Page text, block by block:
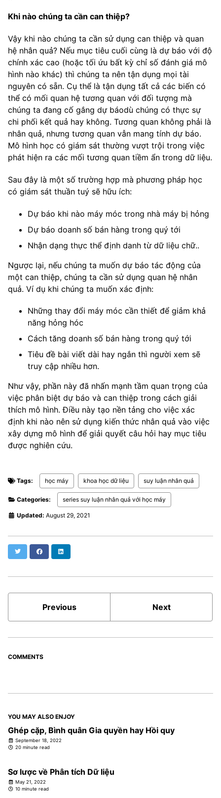
Khi nào chúng ta cần can thiệp?
Vậy khi nào chúng ta cần sử dụng can thiệp và quan
hệ nhân quả? Nếu mục tiêu cuối cùng là dự báo với độ
chính xác cao (hoặc tối ứu bất kỳ chỉ số đánh giá mô
hình nào khác) thì chúng ta nên tận dụng mọi tài
nguyên có sẵn. Cụ thể là tận dụng tất cả các biến có
thể có mối quan hệ tương quan với đối tượng mà
chúng ta đang cố gắng dự báodù chúng có thực sự
chi phối kết quả hay không. Tương quan không phải là
nhân quả, nhưng tương quan vẫn mang tính dự báo.
Mô hình học có giám sát thường vượt trội trong việc
phát hiện ra các mối tương quan tiềm ẩn trong dữ liệu.
Sau đây là một số trường hợp mà phương pháp học
có giám sát thuần tuý sẽ hữu ích:
Dự báo khi nào máy móc trong nhà máy bị hỏng
Dự báo doanh số bán hàng trong quý tới
Nhận dạng thực thể định danh từ dữ liệu chữ..
Ngược lại, nếu chúng ta muốn dự báo tác động của
một can thiệp, chúng ta cần sử dụng quan hệ nhân
quả. Ví dụ khi chúng ta muốn xác định:
Những thay đổi máy móc cần thiết để giảm khả
năng hỏng hóc
Cách tăng doanh số bán hàng trong quý tới
Tiêu đề bài viết dài hay ngắn thì người xem sẽ
truy cập nhiều hơn.
Như vậy, phần này đã nhấn mạnh tầm quan trọng của
việc phân biệt dự báo và can thiệp trong cách giải
thích mô hình. Điều này tạo nền tảng cho việc xác
định khi nào nên sử dụng kiến thức nhân quả vào việc
xây dựng mô hình để giải quyết câu hỏi hay mục tiêu
được nghiên cứu.
Tags: học máy khoa học dữ liệu suy luận nhân quả
Categories: series suy luận nhân quả với học máy
Updated: August 29, 2021
Twitter Facebook
Previous Next
COMMENTS
YOU MAY ALSO ENJOY
Ghép cặp, Bình quân Gia quyền hay Hồi quy
September 18, 2022
20 minute read
Sơ lược về Phân tích Dữ liệu
May 21, 2022
10 minute read